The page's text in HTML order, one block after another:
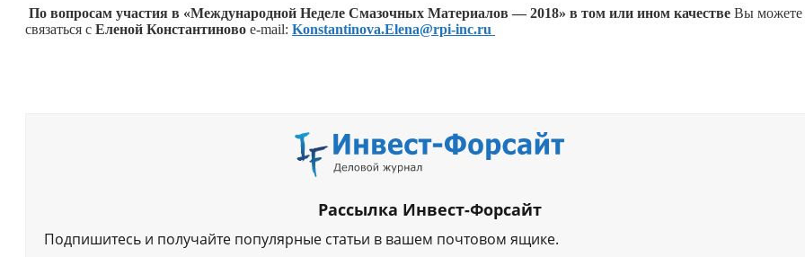
По вопросам участия в «Международной Неделе Смазочных Материалов — 2018» в том или ином качестве Вы можете
связаться с Еленой Константиново e-mail: Konstantinova.Elena@rpi-inc.ru
Рассылка Инвест-Форсайт
Подпишитесь и получайте популярные статьи в вашем почтовом ящике.